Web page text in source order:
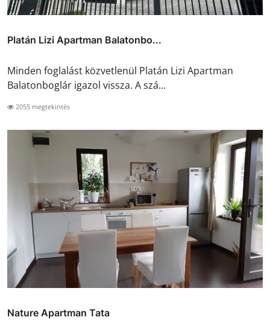
Platán Lizi Apartman Balatonbo...
Minden foglalást közvetlenül Platán Lizi Apartman
Balatonboglár igazol vissza. A szá...
2055 megtekintés
Nature Apartman Tata